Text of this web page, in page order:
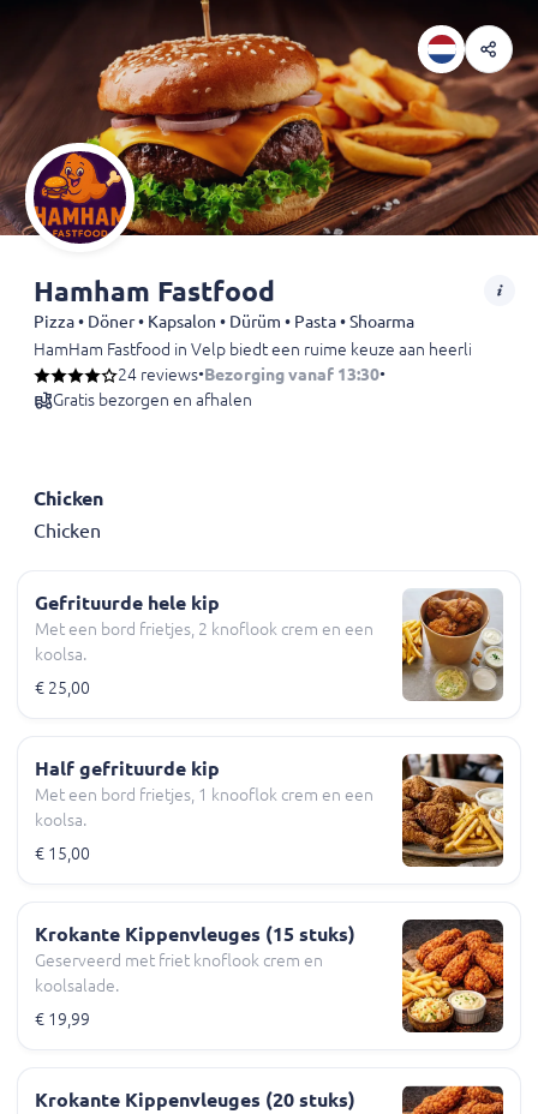
Hamham Fastfood
Pizza • Döner • Kapsalon • Dürüm • Pasta • Shoarma
HamHam Fastfood in Velp biedt een ruime keuze aan heerlijke
24 reviews•Bezorging vanaf 13:30•
Gratis bezorgen en afhalen
Chicken
Chicken
Gefrituurde hele kip
Met een bord frietjes, 2 knoflook crem en een
koolsa.
€ 25,00
Half gefrituurde kip
Met een bord frietjes, 1 knooflok crem en een
koolsa.
€ 15,00
Krokante Kippenvleuges (15 stuks)
Geserveerd met friet knoflook crem en
koolsalade.
€ 19,99
Krokante Kippenvleuges (20 stuks)